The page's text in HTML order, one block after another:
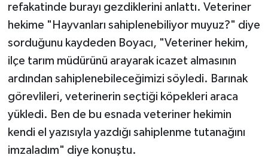
refakatinde burayı gezdiklerini anlattı. Veteriner
hekime "Hayvanları sahiplenebiliyor muyuz?" diye
sorduğunu kaydeden Boyacı, "Veteriner hekim,
ilçe tarım müdürünü arayarak icazet almasının
ardından sahiplenebileceğimizi söyledi. Barınak
görevlileri, veterinerin seçtiği köpekleri araca
yükledi. Ben de bu esnada veteriner hekimin
kendi el yazısıyla yazdığı sahiplenme tutanağını
imzaladım" diye konuştu.